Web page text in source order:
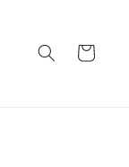
Kosár